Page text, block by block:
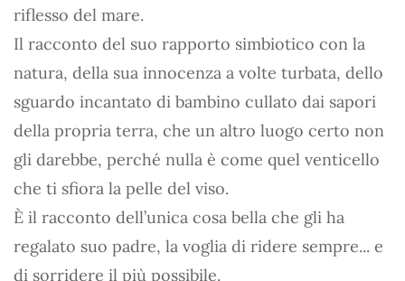
riflesso del mare.
Il racconto del suo rapporto simbiotico con la
natura, della sua innocenza a volte turbata, dello
sguardo incantato di bambino cullato dai sapori
della propria terra, che un altro luogo certo non
gli darebbe, perché nulla è come quel venticello
che ti sfiora la pelle del viso.
È il racconto dell’unica cosa bella che gli ha
regalato suo padre, la voglia di ridere sempre... e
di sorridere il più possibile.